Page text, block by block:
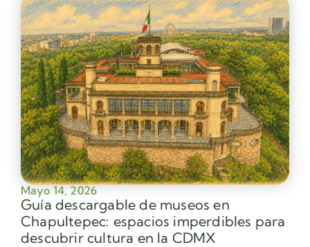
Mayo 14, 2026
Guía descargable de museos en
Chapultepec: espacios imperdibles para
descubrir cultura en la CDMX